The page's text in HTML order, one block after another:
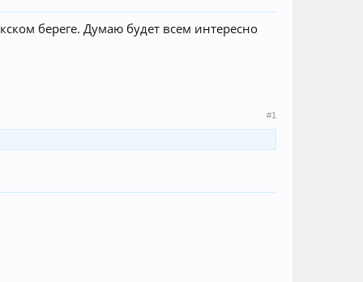
береге. Думаю будет всем интересно
#1